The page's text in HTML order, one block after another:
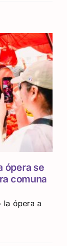
ópera se
comuna
la ópera a